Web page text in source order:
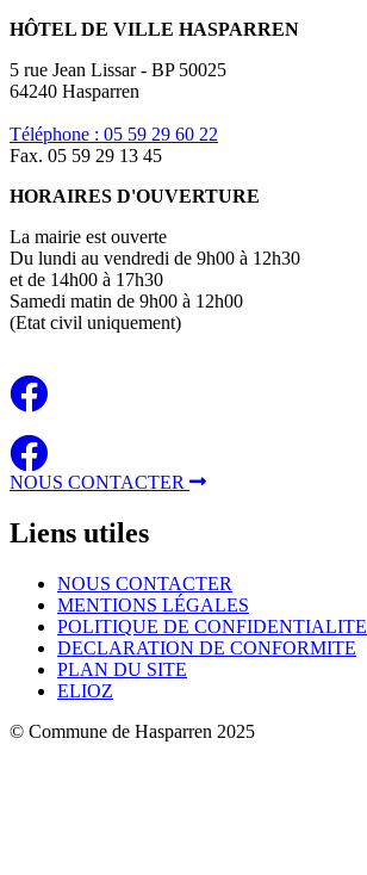
HÔTEL DE VILLE HASPARREN
5 rue Jean Lissar - BP 50025
64240 Hasparren
Téléphone : 05 59 29 60 22
Fax. 05 59 29 13 45
HORAIRES D'OUVERTURE
La mairie est ouverte
Du lundi au vendredi de 9h00 à 12h30
et de 14h00 à 17h30
Samedi matin de 9h00 à 12h00
(Etat civil uniquement)
NOUS CONTACTER
Liens utiles
NOUS CONTACTER
MENTIONS LÉGALES
POLITIQUE DE CONFIDENTIALITE
DECLARATION DE CONFORMITE
PLAN DU SITE
ELIOZ
© Commune de Hasparren 2025